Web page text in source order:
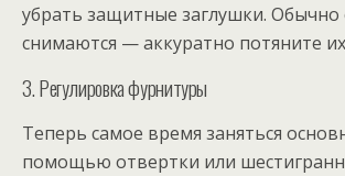
убрать защитные заглушки. Обычно
снимаются — аккуратно потяните
3. Регулировка фурнитуры
Теперь самое время заняться
помощью отвертки или